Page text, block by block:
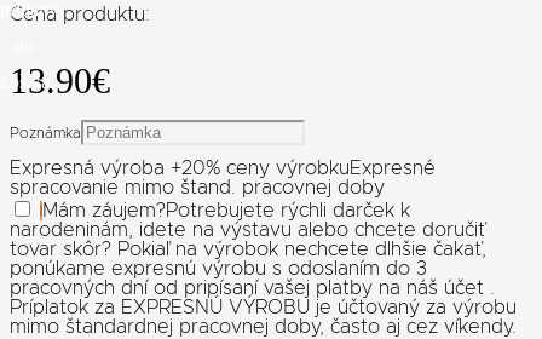
pridaný
košíka.
Cena produktu:
13.90€
Poznámka
Expresná výroba +20% ceny výrobkuExpresné
spracovanie mimo štand. pracovnej doby
Mám záujem?Potrebujete rýchli darček k
narodeninám, idete na výstavu alebo chcete doručiť
tovar skôr? Pokiaľ na výrobok nechcete dlhšie čakať,
ponúkame expresnú výrobu s odoslaním do 3
pracovných dní od pripísaní vašej platby na náš účet .
Príplatok za EXPRESNÚ VÝROBU je účtovaný za výrobu
mimo štandardnej pracovnej doby, často aj cez víkendy.